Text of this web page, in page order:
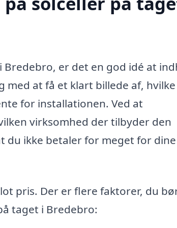
er det en god idé at
at få et klart billede af, hvilke
for installationen. Ved at
virksomhed der tilbyder den
du ikke betaler for meget for dine
pris. Der er flere faktorer, du
taget i Bredebro: